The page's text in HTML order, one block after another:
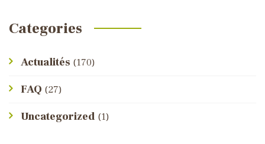
Categories
Actualités (170)
FAQ (27)
Uncategorized (1)